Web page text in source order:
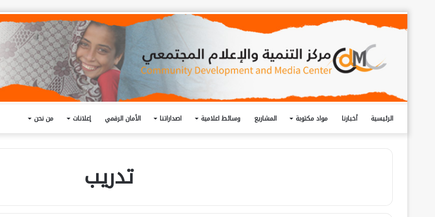
الرئيسية أخبارنا مواد مكتوبة المشاريع وسائط اعلامية اصداراتنا الأمان الرقمي إعلانات من نحن
تدريب